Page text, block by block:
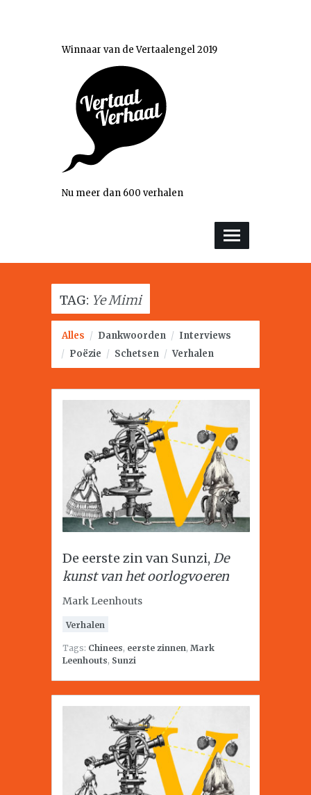
Winnaar van de Vertaalengel 2019
Nu meer dan 600 verhalen
TAG: Ye Mimi
Alles / Dankwoorden / Interviews
/ Poëzie / Schetsen / Verhalen
De eerste zin van Sunzi, De
kunst van het oorlogvoeren
Mark Leenhouts
Verhalen
Tags: Chinees, eerste zinnen, Mark
Leenhouts, Sunzi